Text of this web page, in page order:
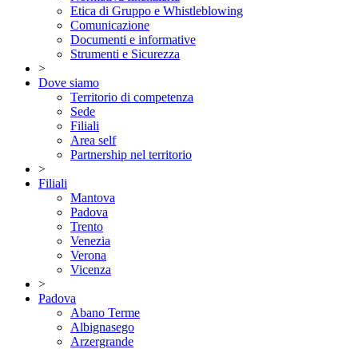
Etica di Gruppo e Whistleblowing
Comunicazione
Documenti e informative
Strumenti e Sicurezza
>
Dove siamo
Territorio di competenza
Sede
Filiali
Area self
Partnership nel territorio
>
Filiali
Mantova
Padova
Trento
Venezia
Verona
Vicenza
>
Padova
Abano Terme
Albignasego
Arzergrande